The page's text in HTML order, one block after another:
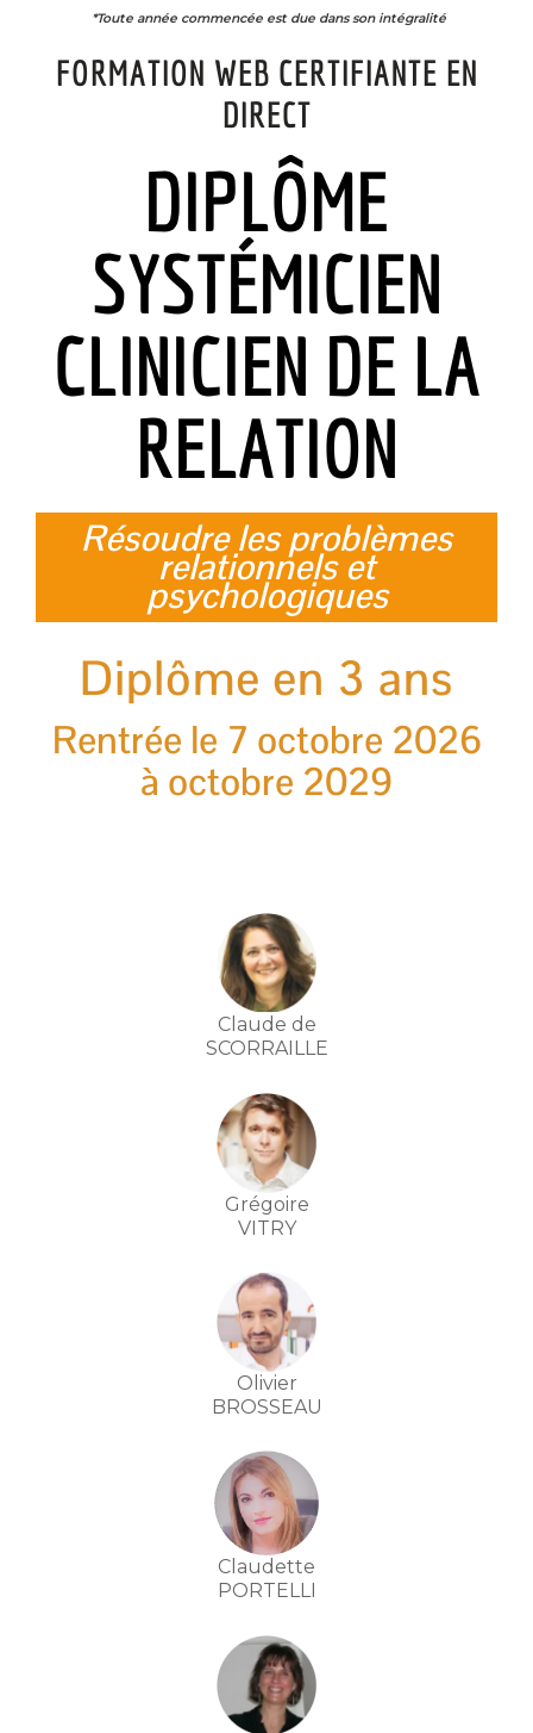
*Toute année commencée est due dans son intégralité
FORMATION WEB CERTIFIANTE EN
DIRECT
DIPLÔME
SYSTÉMICIEN
CLINICIEN DE LA
RELATION
Résoudre les problèmes
relationnels et
psychologiques
Diplôme en 3 ans
Rentrée le 7 octobre 2026
à octobre 2029
Claude de
SCORRAILLE
Grégoire
VITRY
Olivier
BROSSEAU
Claudette
PORTELLI